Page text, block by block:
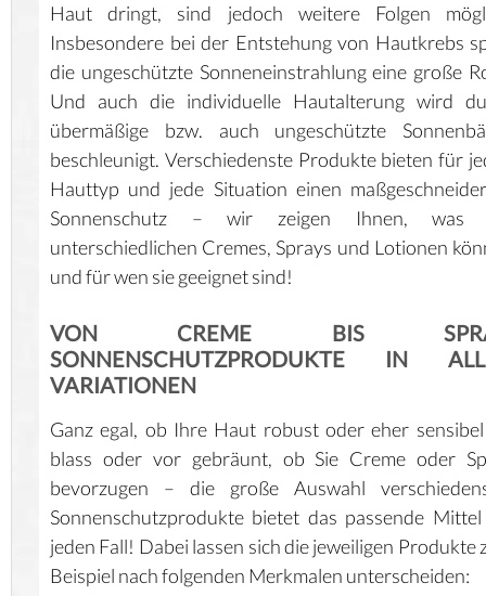
Haut dringt, sind jedoch weitere Folgen
Insbesondere bei der Entstehung von Hautkrebs
die ungeschützte Sonneneinstrahlung eine große
Und auch die individuelle Hautalterung wird
übermäßige bzw. auch ungeschützte
beschleunigt. Verschiedenste Produkte bieten für
Hauttyp und jede Situation einen
Sonnenschutz – wir zeigen Ihnen, was
unterschiedlichen Cremes, Sprays und Lotionen
und für wen sie geeignet sind!
VON CREME BIS
SONNENSCHUTZPRODUKTE IN
VARIATIONEN
Ganz egal, ob Ihre Haut robust oder eher
blass oder vor gebräunt, ob Sie Creme oder
bevorzugen – die große Auswahl
Sonnenschutzprodukte bietet das passende
jeden Fall! Dabei lassen sich die jeweiligen Produkte
Beispiel nach folgenden Merkmalen unterscheiden: